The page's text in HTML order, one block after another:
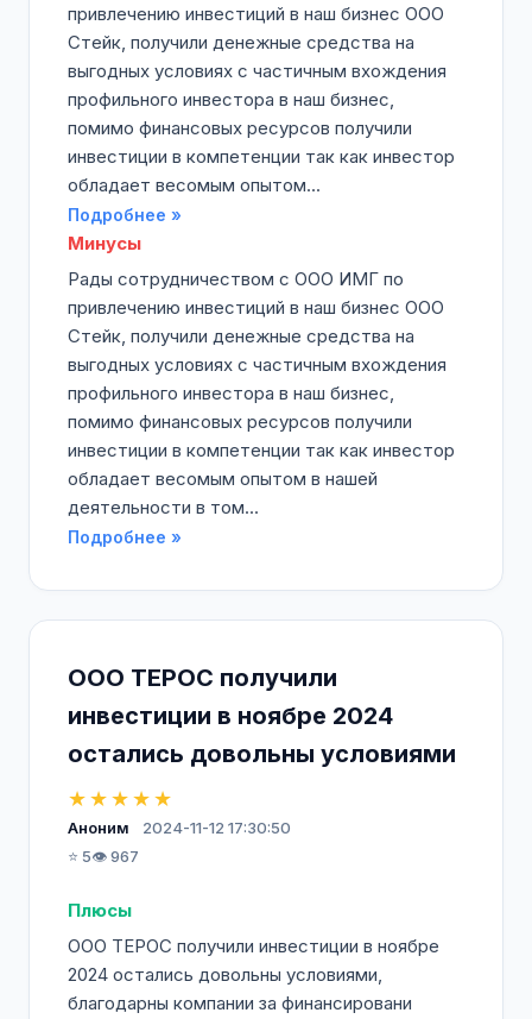
привлечению инвестиций в наш бизнес ООО
Стейк, получили денежные средства на
выгодных условиях с частичным вхождения
профильного инвестора в наш бизнес,
помимо финансовых ресурсов получили
инвестиции в компетенции так как инвестор
обладает весомым опытом...
Подробнее »
Минусы
Рады сотрудничеством с ООО ИМГ по
привлечению инвестиций в наш бизнес ООО
Стейк, получили денежные средства на
выгодных условиях с частичным вхождения
профильного инвестора в наш бизнес,
помимо финансовых ресурсов получили
инвестиции в компетенции так как инвестор
обладает весомым опытом в нашей
деятельности в том...
Подробнее »
ООО ТЕРОС получили
инвестиции в ноябре 2024
остались довольны условиями
★★★★★
Аноним
2024-11-12 17:30:50
⭐ 5👁️ 967
Плюсы
ООО ТЕРОС получили инвестиции в ноябре
2024 остались довольны условиями,
благодарны компании за финансировани